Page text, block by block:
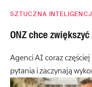
SZTUCZNA
ONZ chce
Agenci AI coraz
pytania i zaczynają